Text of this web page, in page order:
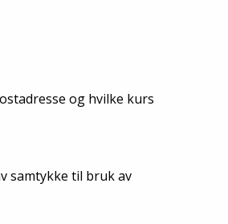
og hvilke kurs
samtykke til bruk av